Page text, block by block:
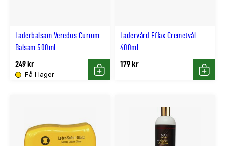
Läderbalsam Veredus Curium
Balsam 500ml
Få i lager
249 kr
Köp
Lädervård Effax Cremetvål
400ml
179 kr
Köp